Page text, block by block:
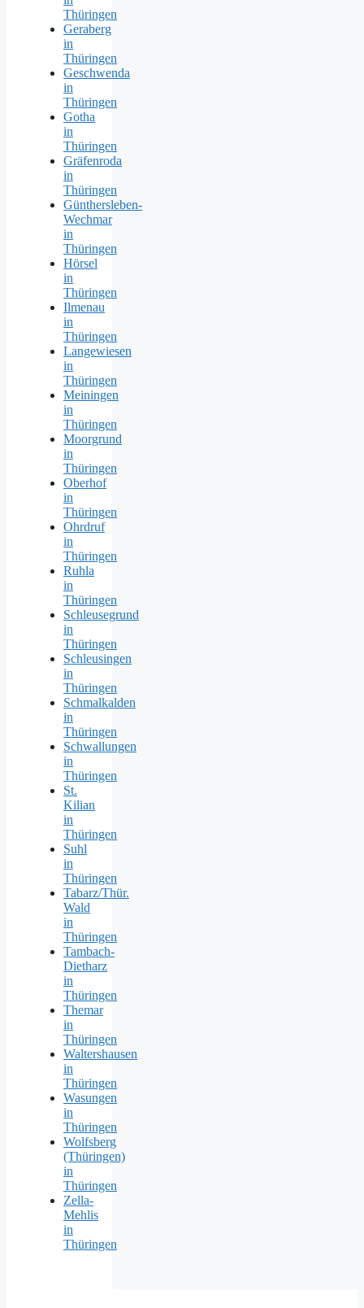
Thüringen
Geraberg
in
Thüringen
Geschwenda
in
Thüringen
Gotha
in
Thüringen
Gräfenroda
in
Thüringen
Günthersleben-
Wechmar
in
Thüringen
Hörsel
in
Thüringen
Ilmenau
in
Thüringen
Langewiesen
in
Thüringen
Meiningen
in
Thüringen
Moorgrund
in
Thüringen
Oberhof
in
Thüringen
Ohrdruf
in
Thüringen
Ruhla
in
Thüringen
Schleusegrund
in
Thüringen
Schleusingen
in
Thüringen
Schmalkalden
in
Thüringen
Schwallungen
in
Thüringen
St.
Kilian
in
Thüringen
Suhl
in
Thüringen
Tabarz/Thür.
Wald
in
Thüringen
Tambach-
Dietharz
in
Thüringen
Themar
in
Thüringen
Waltershausen
in
Thüringen
Wasungen
in
Thüringen
Wolfsberg
(Thüringen)
in
Thüringen
Zella-
Mehlis
in
Thüringen